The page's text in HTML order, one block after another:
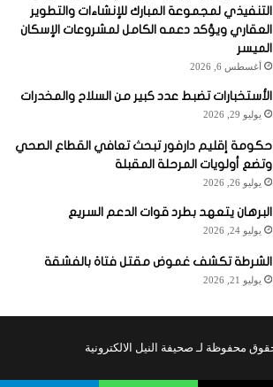
التنفيذي لمجموعة المبارك للإنشاءات والتطوير
العقاري ويؤكد دعمه الكامل لمشروعات الإسكان
الميسر
أغسطس 6, 2026
الأستخبارات تضبط عدد كبير من السلاح والمخدرات
يوليو 29, 2026
حكومة إقليم دارفور تبحث تعافي القطاع الصحي
وتضع أولويات المرحلة المقبلة
يوليو 26, 2026
البرهان يتعهد بطرد قوات الدعم السريع
يوليو 24, 2026
الشرطة تكشف غموض مقتل فتاة بالفشقة
يوليو 21, 2026